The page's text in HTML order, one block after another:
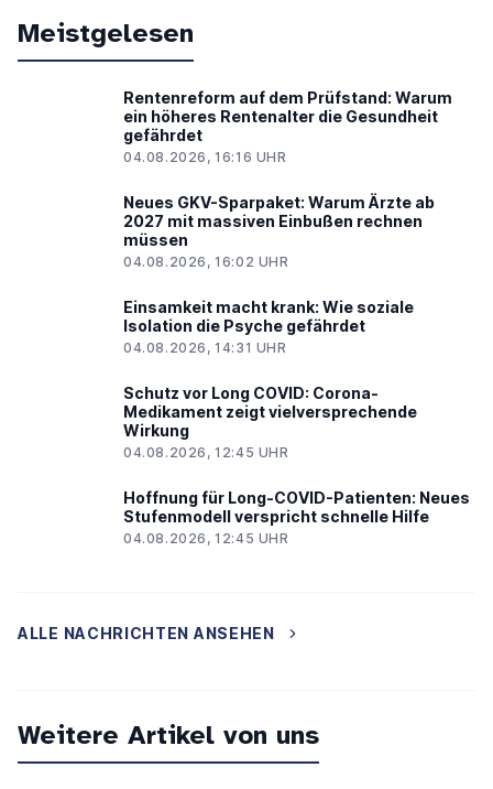
Meistgelesen
Rentenreform auf dem Prüfstand: Warum
ein höheres Rentenalter die Gesundheit
gefährdet
04.08.2026, 16:16 UHR
Neues GKV-Sparpaket: Warum Ärzte ab
2027 mit massiven Einbußen rechnen
müssen
04.08.2026, 16:02 UHR
Einsamkeit macht krank: Wie soziale
Isolation die Psyche gefährdet
04.08.2026, 14:31 UHR
Schutz vor Long COVID: Corona-
Medikament zeigt vielversprechende
Wirkung
04.08.2026, 12:45 UHR
Hoffnung für Long-COVID-Patienten: Neues
Stufenmodell verspricht schnelle Hilfe
04.08.2026, 12:45 UHR
ALLE NACHRICHTEN ANSEHEN
Weitere Artikel von uns